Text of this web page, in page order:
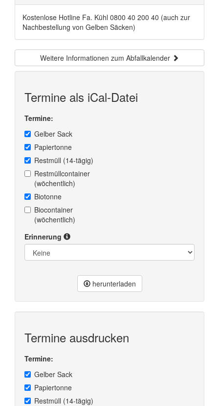
Kostenlose Hotline Fa. Kühl 0800 40 200 40 (auch zur
Nachbestellung von Gelben Säcken)
Weitere Informationen zum Abfallkalender
Termine als iCal-Datei
Termine:
Gelber Sack
Papiertonne
Restmüll (14-tägig)
Restmüllcontainer
(wöchentlich)
Biotonne
Biocontainer
(wöchentlich)
Erinnerung
herunterladen
Termine ausdrucken
Termine:
Gelber Sack
Papiertonne
Restmüll (14-tägig)